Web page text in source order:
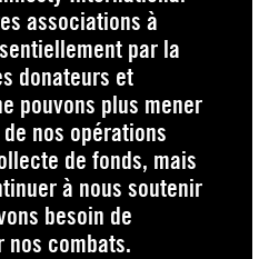
associations à
par la
donateurs et
pouvons plus mener
nos opérations
de fonds, mais
à nous soutenir
besoin de
nos combats.